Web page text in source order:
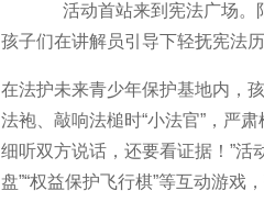
活动首站来到宪法广场。
孩子们在讲解员引导下轻抚宪法
在法护未来青少年保护基地内，
法袍、敲响法槌时“小法官”，严
细听双方说话，还要看证据！”活
盘”“权益保护飞行棋”等互动游戏